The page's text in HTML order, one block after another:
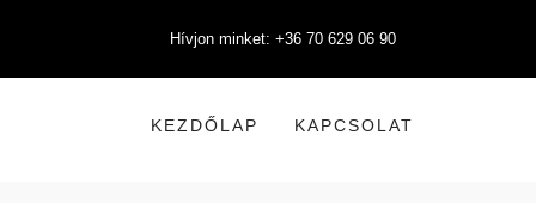
Hívjon minket: +36 70 629 06 90
KEZDŐLAP KAPCSOLAT